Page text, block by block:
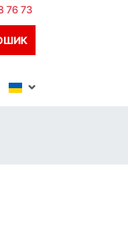
76 73